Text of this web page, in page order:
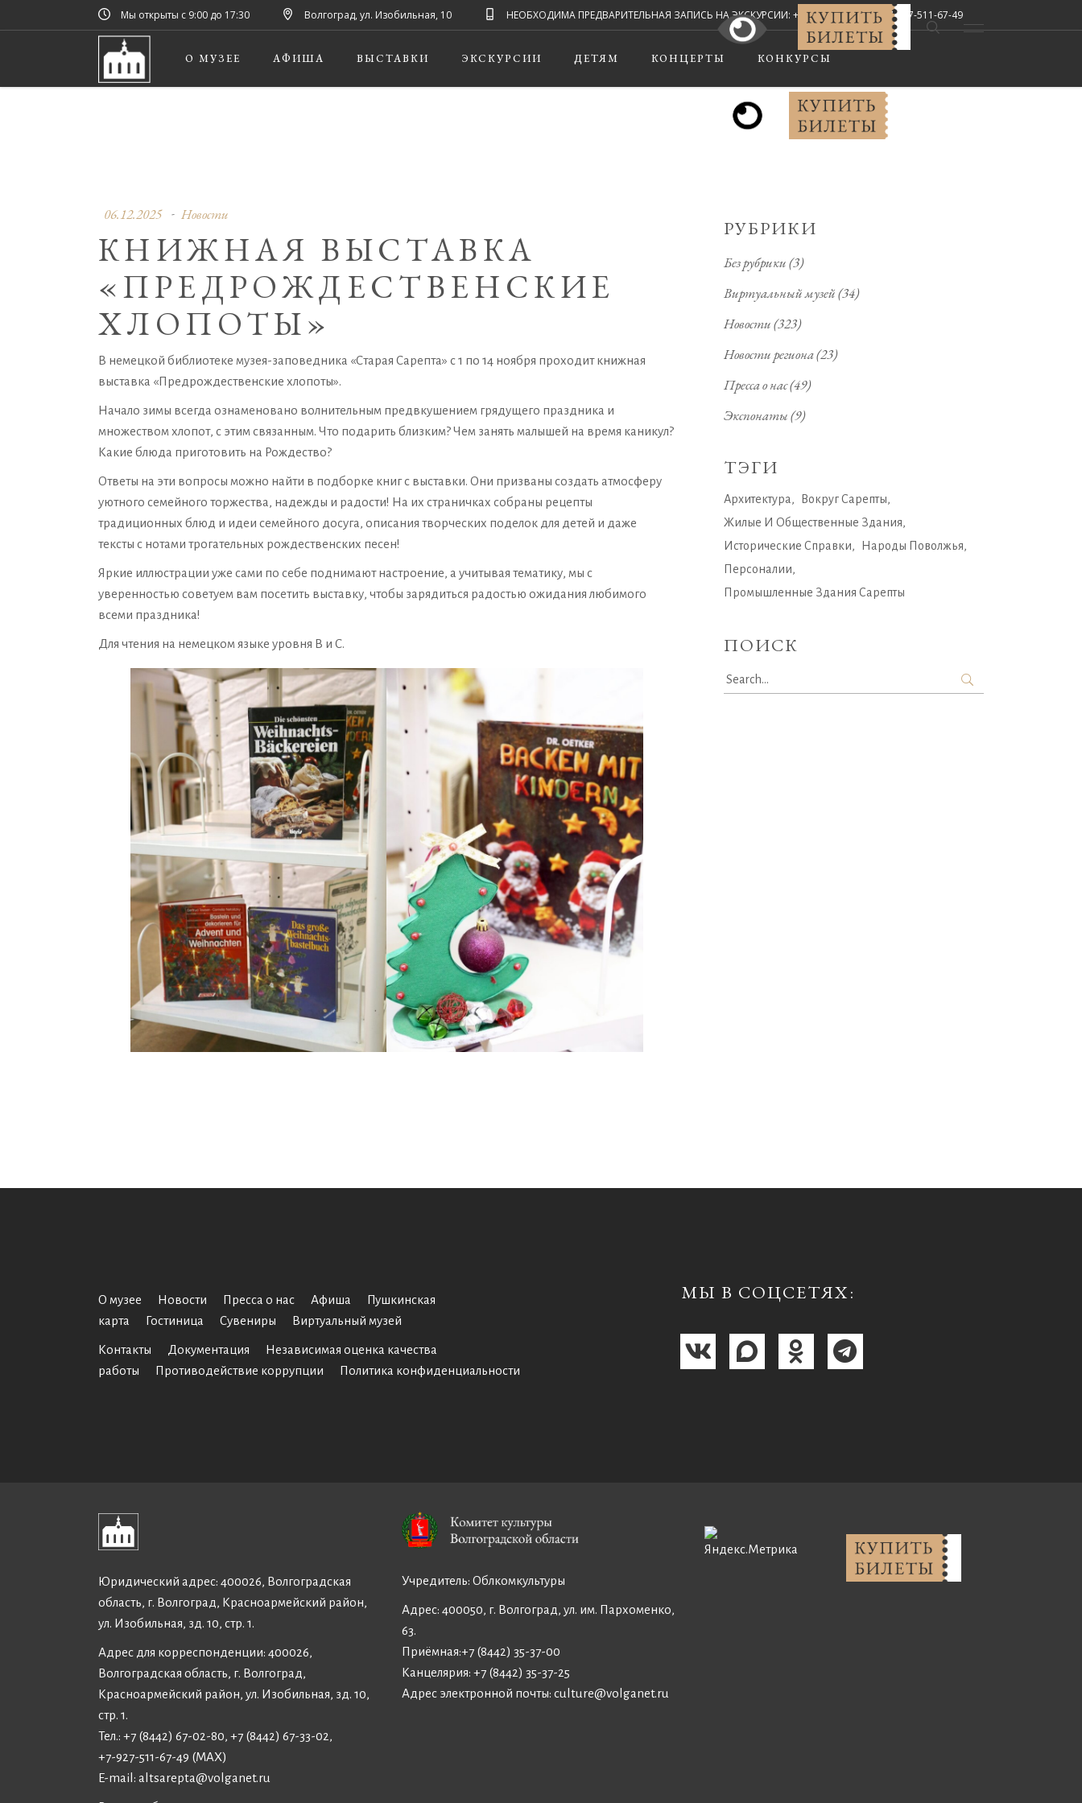
Мы открыты с 9:00 до 17:30 Волгоград, ул. Изобильная, 10 НЕОБХОДИМА ПРЕДВАРИТЕЛЬНАЯ ЗАПИСЬ НА ЭКСКУРСИИ: +7 (8442) 67-33-02, +7-927-511-67-49
Мы в соцсетях:
О МУЗЕЕ
АФИША ВЫСТАВКИ ЭКСКУРСИИ ДЕТЯМ КОНЦЕРТЫ КОНКУРСЫ
06.12.2025 Новости
КНИЖНАЯ ВЫСТАВКА
«ПРЕДРОЖДЕСТВЕНСКИЕ
ХЛОПОТЫ»
В немецкой библиотеке музея-заповедника «Старая Сарепта» с 1 по 14 ноября проходит книжная
выставка «Предрождественские хлопоты».
Начало зимы всегда ознаменовано волнительным предвкушением грядущего праздника и
множеством хлопот, с этим связанным. Что подарить близким? Чем занять малышей на время каникул?
Какие блюда приготовить на Рождество?
Ответы на эти вопросы можно найти в подборке книг с выставки. Они призваны создать атмосферу
уютного семейного торжества, надежды и радости! На их страничках собраны рецепты
традиционных блюд и идеи семейного досуга, описания творческих поделок для детей и даже
тексты с нотами трогательных рождественских песен!
Яркие иллюстрации уже сами по себе поднимают настроение, а учитывая тематику, мы с
уверенностью советуем вам посетить выставку, чтобы зарядиться радостью ожидания любимого
всеми праздника!
Для чтения на немецком языке уровня В и С.
РУБРИКИ
Без рубрики(3)
Виртуальный музей(34)
Новости(323)
Новости региона(23)
Пресса о нас(49)
Экспонаты(9)
ТЭГИ
Архитектура
Вокруг Сарепты
Жилые И Общественные Здания
Исторические Справки
Народы Поволжья
Персоналии
Промышленные Здания Сарепты
ПОИСК
Search
for:
О музее Новости Пресса о нас Афиша
Пушкинская
карта
Гостиница Сувениры Виртуальный музей
Контакты Документация
Независимая оценка качества
работы
Противодействие коррупции Политика конфиденциальности
МЫ В СОЦСЕТЯХ:
Юридический адрес: 400026, Волгоградская
область, г. Волгоград, Красноармейский район,
ул. Изобильная, зд. 10, стр. 1.
Адрес для корреспонденции: 400026,
Волгоградская область, г. Волгоград,
Красноармейский район, ул. Изобильная, зд. 10,
стр. 1.
Тел.: +7 (8442) 67-02-80, +7 (8442) 67-33-02,
+7-927-511-67-49 (MAX)
E-mail: altsarepta@volganet.ru
Учредитель: Облкомкультуры
Адрес: 400050, г. Волгоград, ул. им. Пархоменко,
63.
Приёмная:+7 (8442) 35-37-00
Канцелярия: +7 (8442) 35-37-25
Адрес электронной почты: culture@volganet.ru